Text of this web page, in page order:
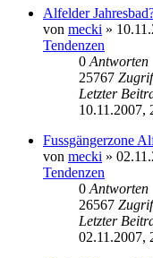
Alfelder
von mecki »
Tendenzen
0 Antworten
25767
Letzter
10.11.2007,
Fussgängerzone
von mecki »
Tendenzen
0 Antworten
26567
Letzter
02.11.2007,